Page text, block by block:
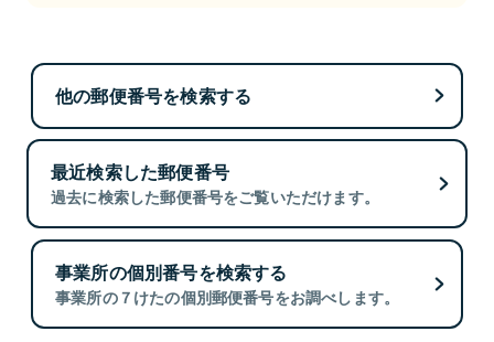
他の郵便番号を検索する
最近検索した郵便番号
過去に検索した郵便番号をご覧いただけます。
事業所の個別番号を検索する
事業所の７けたの個別郵便番号をお調べします。